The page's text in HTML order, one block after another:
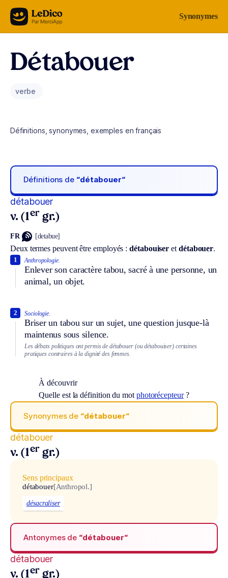
Aller au contenu Synonymes
Détabouer
verbe
Définitions, synonymes, exemples en français
Définitions de “détabouer“
détabouer
v. (1er gr.)
FR [detabue]
Deux termes peuvent être employés :détabouiser et détabouer.
Anthropologie.
Enlever son caractère tabou, sacré à une personne, un
animal, un objet.
1
Sociologie.
Briser un tabou sur un sujet, une question jusque-là
maintenus sous silence.
2
Les débats politiques ont permis de détabouer (ou détabouiser) certaines
pratiques contraires à la dignité des femmes.
À découvrir
Quelle est la définition du motphotorécepteur?
Synonymes de “détabouer“
détabouer
v. (1er gr.)
Sens principaux
détabouer[Anthropol.]
désacraliser
Antonymes de “détabouer“
détabouer
v. (1er gr.)